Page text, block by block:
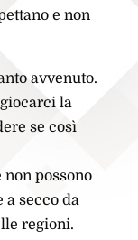
e non
avvenuto.
la
se così
possono
a secco da
regioni.